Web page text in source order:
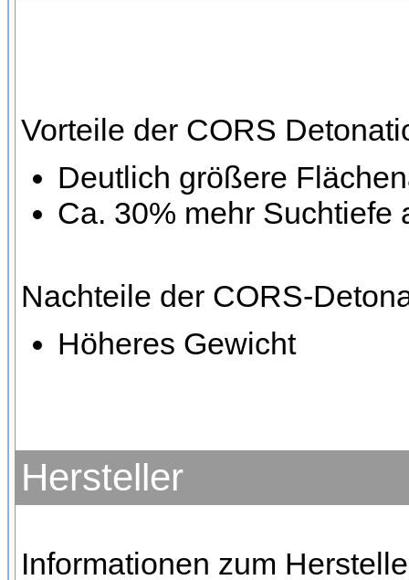
Vorteile der CORS
Deutlich größere
Ca. 30% mehr Suchtiefe
Nachteile der CORS-
Höheres Gewicht
Hersteller
Informationen zum